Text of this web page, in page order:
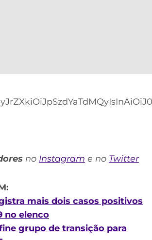
no Instagram e no Twitter
mais dois casos positivos
no elenco
grupo de transição para